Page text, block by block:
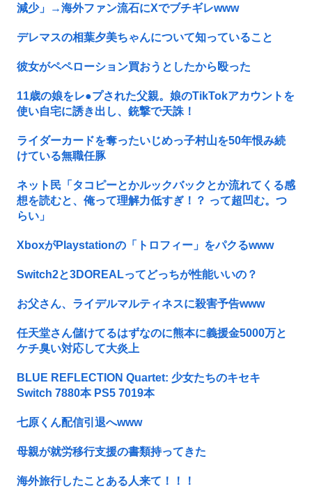
減少」→海外ファン流石にXでブチギレwww
デレマスの相葉夕美ちゃんについて知っていること
彼女がペペローション買おうとしたから殴った
11歳の娘をレ●プされた父親。娘のTikTokアカウントを
使い自宅に誘き出し、銃撃で天誅！
ライダーカードを奪ったいじめっ子村山を50年恨み続
けている無職任豚
ネット民「タコピーとかルックバックとか流れてくる感
想を読むと、俺って理解力低すぎ！？ って超凹む。つ
らい」
XboxがPlaystationの「トロフィー」をパクるwww
Switch2と3DOREALってどっちが性能いいの？
お父さん、ライデルマルティネスに殺害予告www
任天堂さん儲けてるはずなのに熊本に義援金5000万と
ケチ臭い対応して大炎上
BLUE REFLECTION Quartet: 少女たちのキセキ
Switch 7880本 PS5 7019本
七原くん配信引退へwww
母親が就労移行支援の書類持ってきた
海外旅行したことある人来て！！！